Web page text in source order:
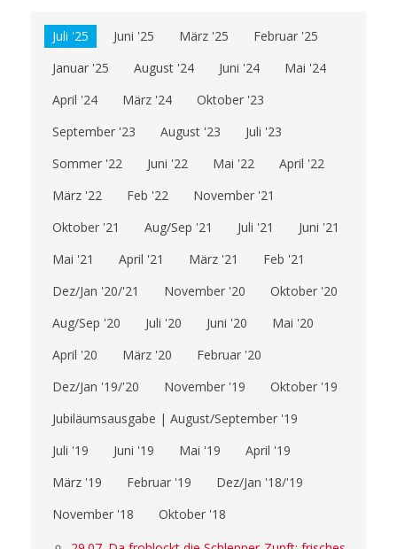
Juli '25 Juni '25 März '25
Februar '25
Januar '25
August '24 Juni '24
Mai '24
April '24
März '24
Oktober '23
September '23
August '23
Juli '23
Sommer '22
Juni '22 Mai '22
April '22
März '22
Feb '22
November '21
Oktober '21
Aug/Sep '21 Juli '21
Juni '21
Mai '21
April '21 März '21
Feb '21
Dez/Jan '20/'21
November '20
Oktober '20
Aug/Sep '20
Juli '20 Juni '20
Mai '20
April '20
März '20
Februar '20
Dez/Jan '19/'20
November '19
Oktober '19
Jubiläumsausgabe | August/September '19
Juli '19
Juni '19 Mai '19
April '19
März '19
Februar '19
Dez/Jan '18/'19
November '18
Oktober '18